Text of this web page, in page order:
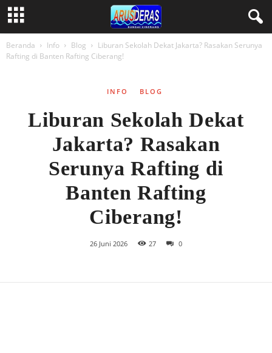
Beranda Info Blog
Liburan Sekolah Dekat Jakarta? Rasakan Serunya
Rafting di Banten Rafting Ciberang!
INFO BLOG
Liburan Sekolah Dekat
Jakarta? Rasakan
Serunya Rafting di
Banten Rafting
Ciberang!
26 Juni 2026 27 0